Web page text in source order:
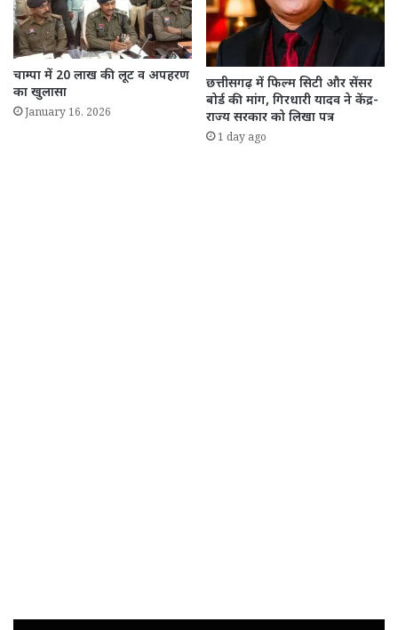
चाम्पा में 20 लाख की लूट व अपहरण
का खुलासा
January 16, 2026
छत्तीसगढ़ में फिल्म सिटी और सेंसर
बोर्ड की मांग, गिरधारी यादव ने केंद्र-
राज्य सरकार को लिखा पत्र
1 day ago